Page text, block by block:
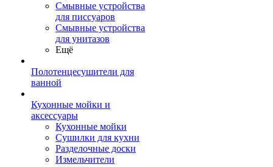
Смывные устройства
для писсуаров
Смывные устройства
для унитазов
Ещё
Полотенцесушители для
ванной
Кухонные мойки и
аксессуары
Кухонные мойки
Сушилки для кухни
Разделочные доски
Измельчители